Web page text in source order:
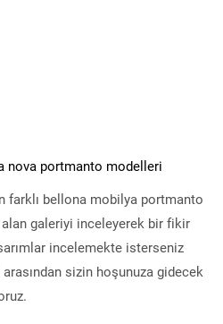
farklı bellona mobilya portmanto
galeriyi inceleyerek bir fikir
incelemekte isterseniz
arasından sizin hoşunuza gidecek